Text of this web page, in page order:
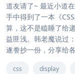
道友请了~ 最近小道
手中得到了一本《
算，这不是瞌睡了给
益匪浅。韩老魔说过
遂誊抄一份，分享给
css display